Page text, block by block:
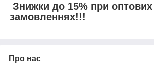
Знижки до 15% при оптових
замовленнях!!!
Про нас